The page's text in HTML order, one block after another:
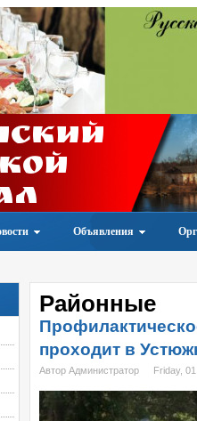
Объявления
Районные
проходит в
Автор Администратор Friday,